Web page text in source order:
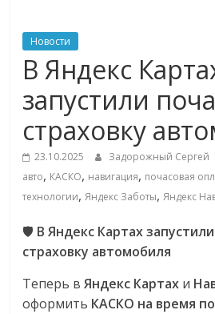
ритейле,
логистике,
соцсетях
Портал
онлайн-
торговле,
сервисах
для
Новости
В Яндекс
запустили
страховку
23.10.2025 Задорожный Сергей
авто, КАСКО, навигация, почасовая
технологии,Яндекс Заботы,Яндекс
🛡️ В Яндекс Картах
страховку автомобиля
Теперь вЯндекс Картах и
оформить КАСКО на время